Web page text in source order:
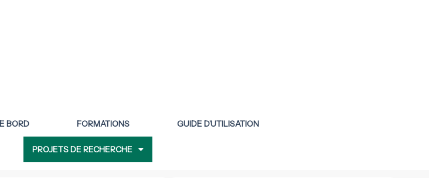
BORD FORMATIONS GUIDE D’UTILISATION
PROJETS DE RECHERCHE